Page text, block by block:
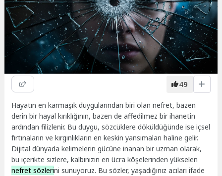
49
Hayatın en karmaşık duygularından biri olan nefret, bazen
derin bir hayal kırıklığının, bazen de affedilmez bir ihanetin
ardından filizlenir. Bu duygu, sözcüklere döküldüğünde ise içsel
fırtınaların ve kırgınlıkların en keskin yansımaları haline gelir.
Dijital dünyada kelimelerin gücüne inanan bir uzman olarak,
bu içerikte sizlere, kalbinizin en ücra köşelerinden yükselen
nefret sözlerini sunuyoruz. Bu sözler, yaşadığınız acıları ifade